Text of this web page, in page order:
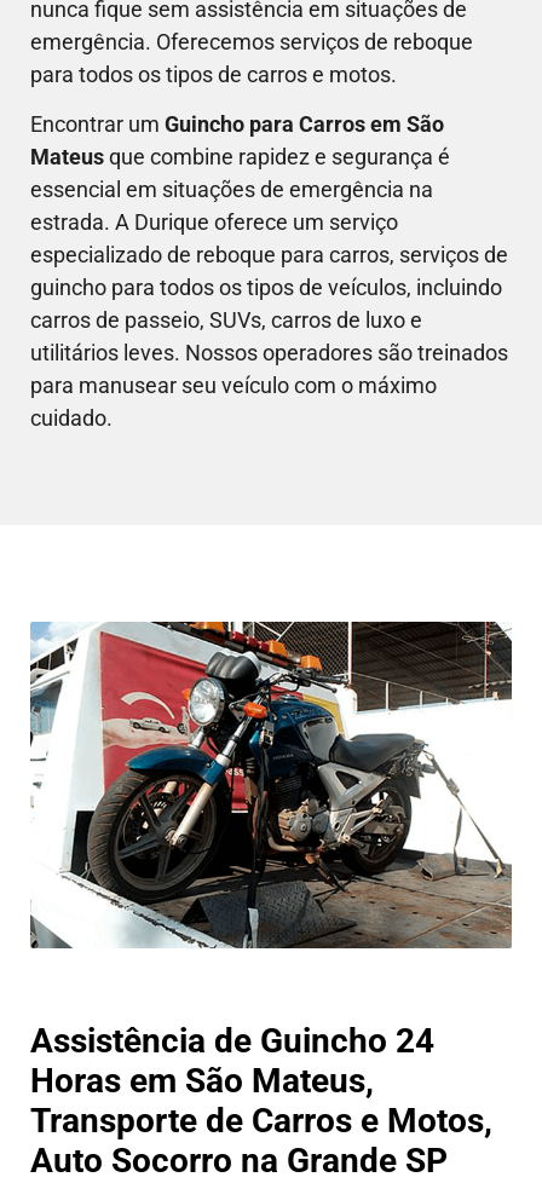
nunca fique sem assistência em situações de
emergência. Oferecemos serviços de reboque
para todos os tipos de carros e motos.
Encontrar um Guincho para Carros em São
Mateusque combine rapidez e segurança é
essencial em situações de emergência na
estrada. A Durique oferece um serviço
especializado de reboque para carros, serviços de
guincho para todos os tipos de veículos, incluindo
carros de passeio, SUVs, carros de luxo e
utilitários leves. Nossos operadores são treinados
para manusear seu veículo com o máximo
cuidado.
Assistência de Guincho 24
Horas em São Mateus,
Transporte de Carros e Motos,
Auto Socorro na Grande SP